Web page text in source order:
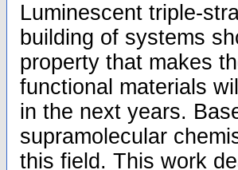
Luminescent triple-
building of systems
property that makes
functional materials
in the next years.
supramolecular
this field. This work